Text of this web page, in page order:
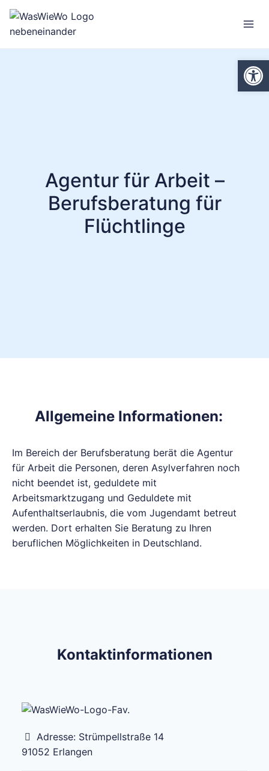
Zum
Inhalt
springen
Agentur für Arbeit –
Berufsberatung für
Flüchtlinge
Allgemeine Informationen:
Im Bereich der Berufsberatung berät die Agentur
für Arbeit die Personen, deren Asylverfahren noch
nicht beendet ist, geduldete mit
Arbeitsmarktzugang und Geduldete mit
Aufenthaltserlaubnis, die vom Jugendamt betreut
werden. Dort erhalten Sie Beratung zu Ihren
beruflichen Möglichkeiten in Deutschland.
Kontaktinformationen
Adresse: Strümpellstraße 14
91052 Erlangen